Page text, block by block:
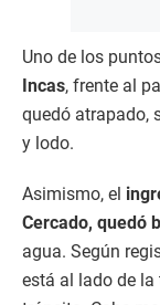
Uno de los
Incas, frente al
quedó atrapado,
y lodo.
Asimismo, el
Cercado, quedó
agua. Según
está al lado de